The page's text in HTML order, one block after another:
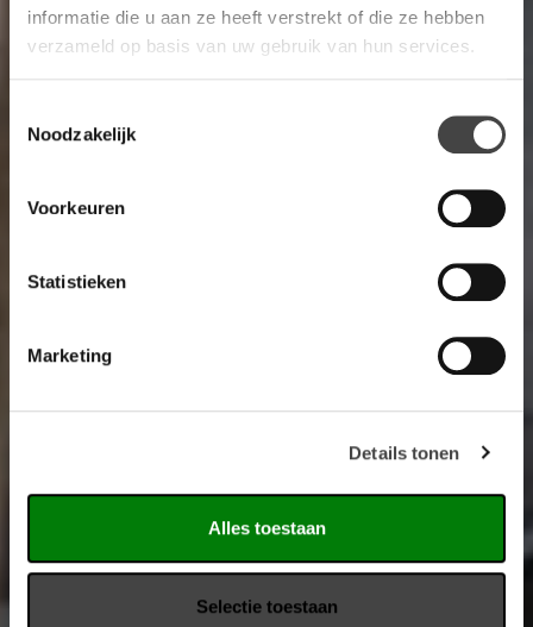
informatie die u aan ze heeft verstrekt of die ze hebben
verzameld op basis van uw gebruik van hun services.
Noodzakelijk
Voorkeuren
Statistieken
Marketing
Details tonen
Alles toestaan
Selectie toestaan